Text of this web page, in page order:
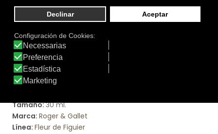
Tamaño:30 ml.
Marca: Roger & Gallet
Línea: Fleur de Figuier